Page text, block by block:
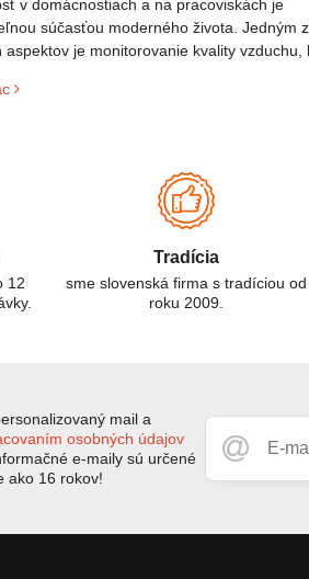
v domácnostiach a na pracoviskách je
súčasťou moderného života. Jedným z
aspektov je monitorovanie kvality vzduchu,
(CO) a oxid uhličitý (CO₂). Aj keď ich
12
Tradícia
sme slovenská firma s tradíciou od
roku 2009.
mail a
osobných údajov
e-maily sú určené
ako 16 rokov!